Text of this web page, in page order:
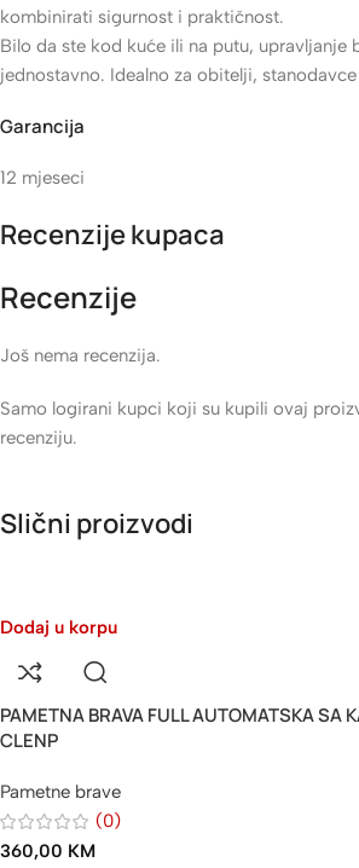
kombinirati sigurnost i praktičnost.
Bilo da ste kod kuće ili na putu, upravljanje
jednostavno. Idealno za obitelji,
Garancija
12 mjeseci
Recenzije kupaca
Recenzije
Još nema recenzija.
Samo logirani kupci koji su kupili ovaj
recenziju.
Slični proizvodi
Dodaj u korpu
PAMETNA BRAVA FULL AUTOMATSKA SA
CLENP
Pametne brave
(0)
360,00 KM